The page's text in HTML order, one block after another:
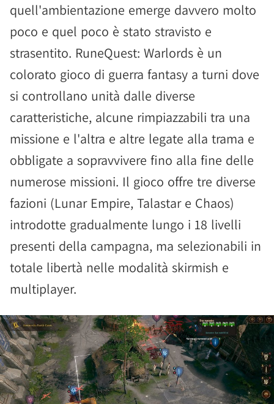
quell'ambientazione emerge davvero molto
poco e quel poco è stato stravisto e
strasentito. RuneQuest: Warlords è un
colorato gioco di guerra fantasy a turni dove
si controllano unità dalle diverse
caratteristiche, alcune rimpiazzabili tra una
missione e l'altra e altre legate alla trama e
obbligate a sopravvivere fino alla fine delle
numerose missioni. Il gioco offre tre diverse
fazioni (Lunar Empire, Talastar e Chaos)
introdotte gradualmente lungo i 18 livelli
presenti della campagna, ma selezionabili in
totale libertà nelle modalità skirmish e
multiplayer.